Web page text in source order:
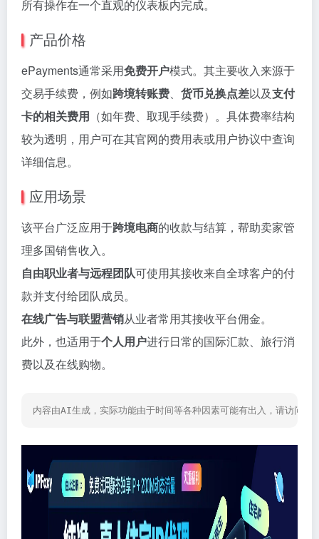
所有操作在一个直观的仪表板内完成。
产品价格
ePayments通常采用免费开户模式。其主要收入来源于
交易手续费，例如跨境转账费、 货币兑换点差以及支付
卡的相关费用 （如年费、取现手续费）。具体费率结构
较为透明，用户可在其官网的费用表或用户协议中查询
详细信息。
应用场景
该平台广泛应用于跨境电商的收款与结算，帮助卖家管
理多国销售收入。
自由职业者与远程团队可使用其接收来自全球客户的付
款并支付给团队成员。
在线广告与联盟营销从业者常用其接收平台佣金。
此外，也适用于个人用户进行日常的国际汇款、旅行消
费以及在线购物。
内容由AI生成，实际功能由于时间等各种因素可能有出入，请访问网